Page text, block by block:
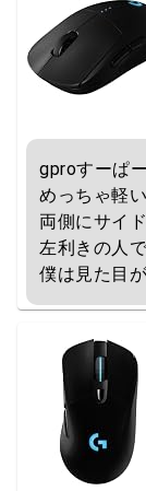
gproすーぱ
めっちゃ軽
両側にサイ
左利きの人
僕は見た目